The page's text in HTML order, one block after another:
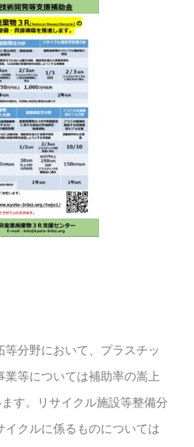
分野において、プラスチッ
業等については補助率の嵩上
す。リサイクル施設等整備分
イクルに係るものについては